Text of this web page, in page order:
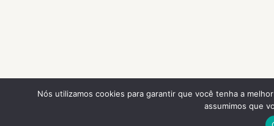
Nós utilizamos cookies para garantir que você tenha a
assumimos que